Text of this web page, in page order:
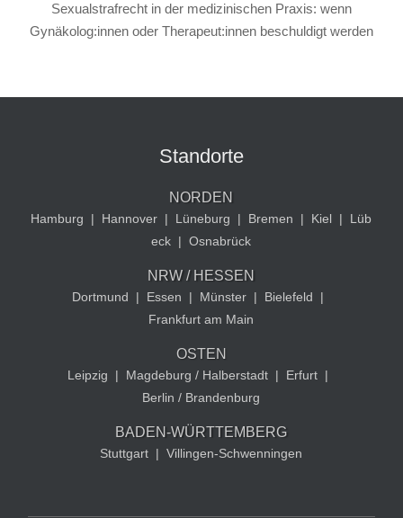
Sexualstrafrecht in der medizinischen Praxis: wenn
Gynäkolog:innen oder Therapeut:innen beschuldigt werden
Standorte
NORDEN
Hamburg | Hannover | Lüneburg | Bremen | Kiel |
Lüb
eck | Osnabrück
NRW / HESSEN
Dortmund | Essen | Münster | Bielefeld
|
Frankfurt am Main
OSTEN
Leipzig | Magdeburg / Halberstadt | Erfurt |
Berlin / Brandenburg
BADEN-WÜRTTEMBERG
Stuttgart | Villingen-Schwenningen